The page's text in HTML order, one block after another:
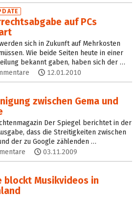
auf PCs
sich in Zukunft auf Mehrkosten
Wie beide Seiten heute in einer
bekannt gaben, haben sich der …
12.01.2010
zwischen Gema und
Der Spiegel berichtet in der
dass die Streitigkeiten zwischen
der zu Google zählenden …
03.11.2009
blockt Musikvideos in